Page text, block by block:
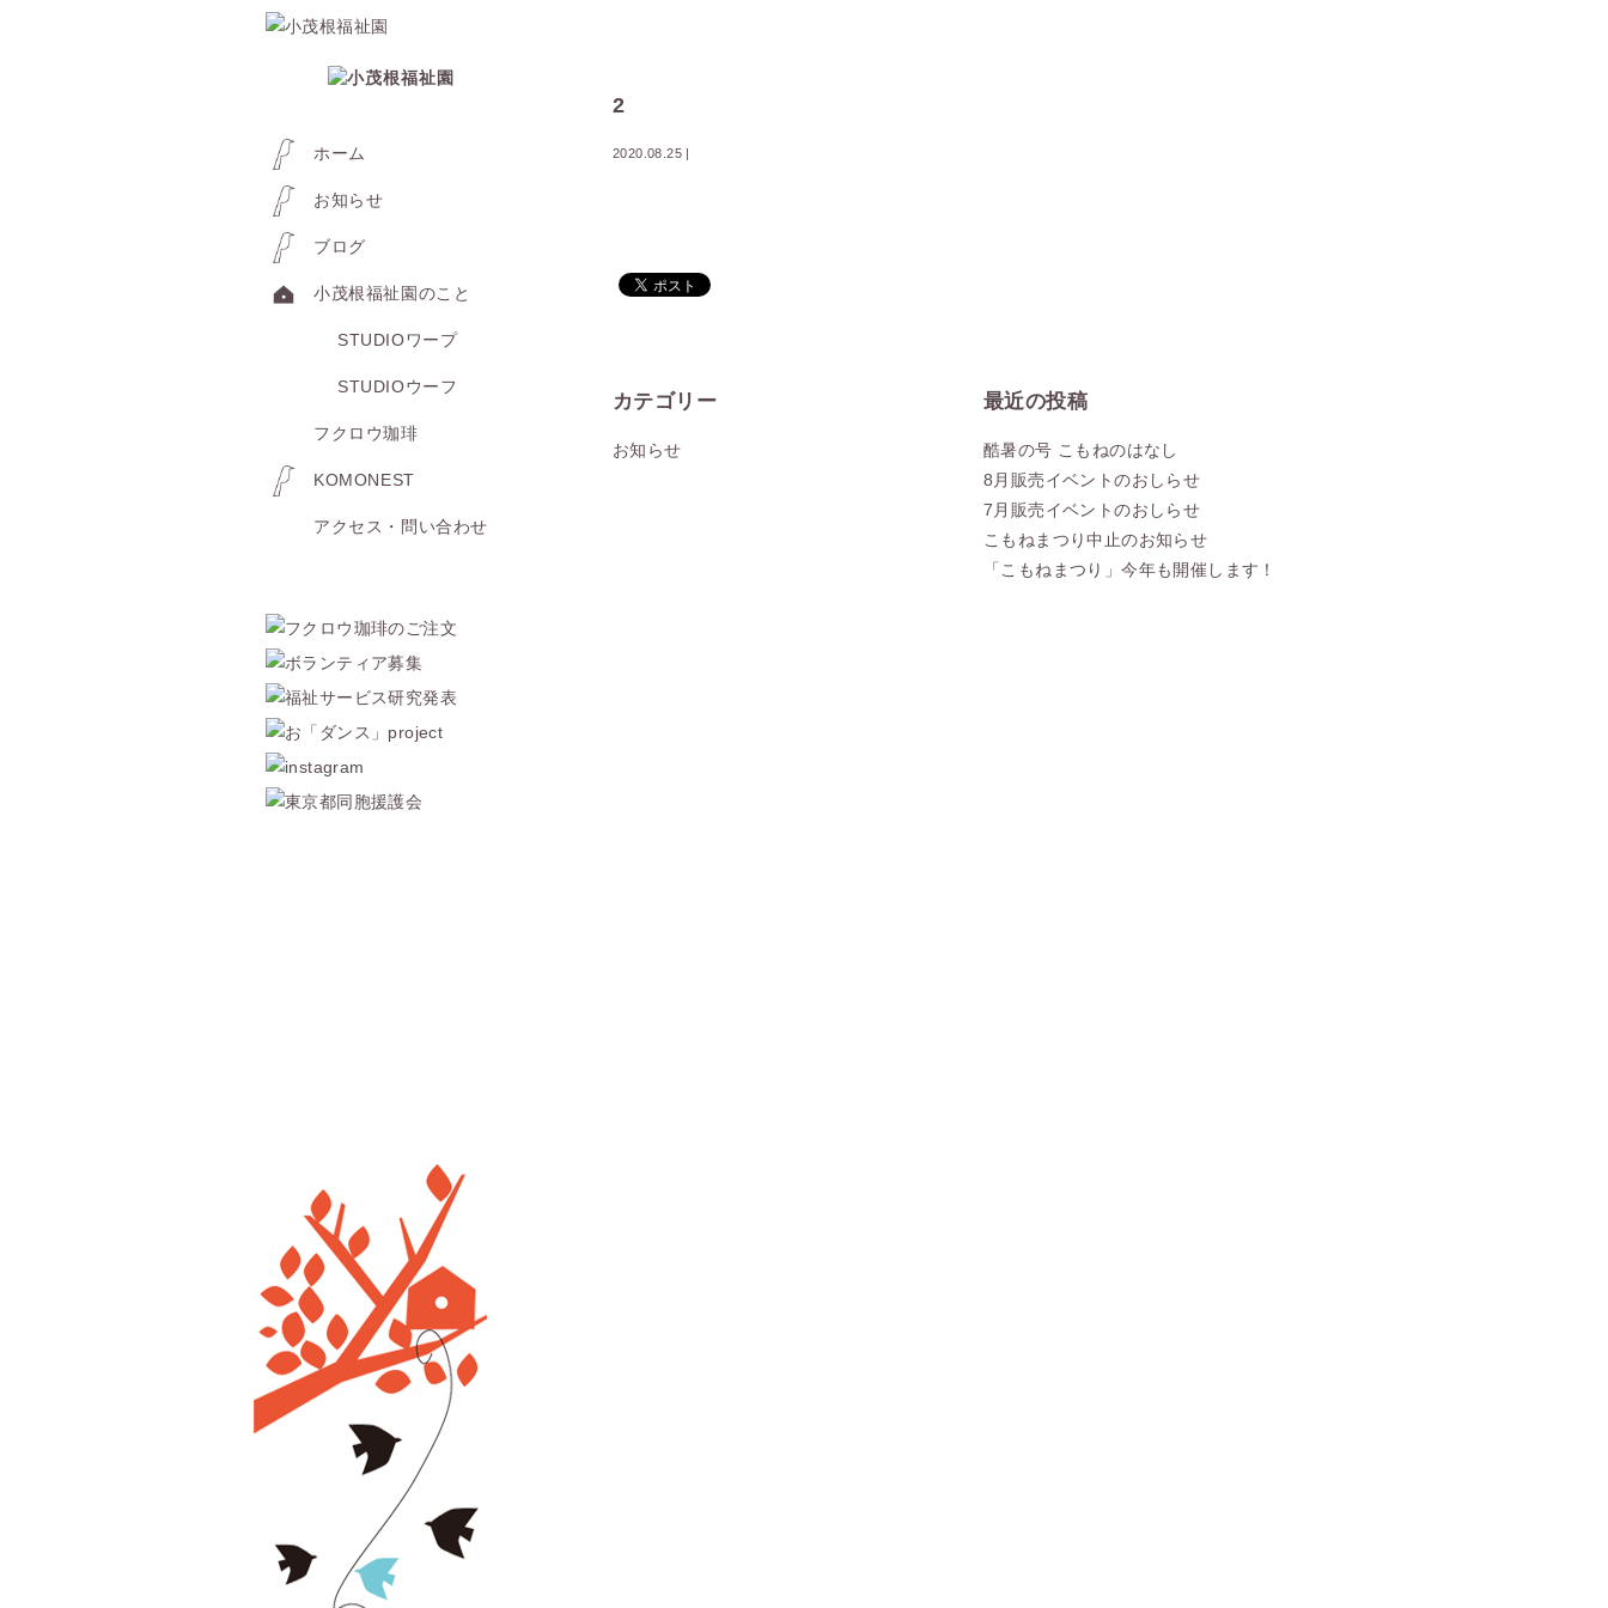
ホーム
お知らせ
ブログ
小茂根福祉園のこと
STUDIOワープ
STUDIOウーフ
フクロウ珈琲
KOMONEST
アクセス・問い合わせ
2
2020.08.25 |
カテゴリー
お知らせ
最近の投稿
酷暑の号 こもねのはなし
8月販売イベントのおしらせ
7月販売イベントのおしらせ
こもねまつり中止のお知らせ
「こもねまつり」今年も開催します！